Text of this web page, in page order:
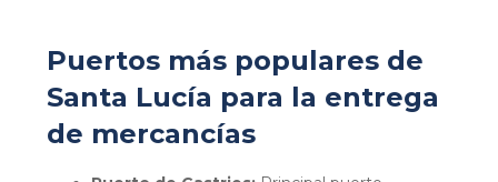
Puertos más populares de
Santa Lucía para la entrega
de mercancías